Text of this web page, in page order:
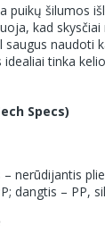
puikų šilumos
kad skysčiai
saugus naudoti
tinka
Specs)
– nerūdijantis
dangtis – PP,